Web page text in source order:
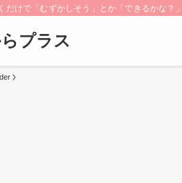
だけで「むずかしそう」とか「できるかな？
プラス